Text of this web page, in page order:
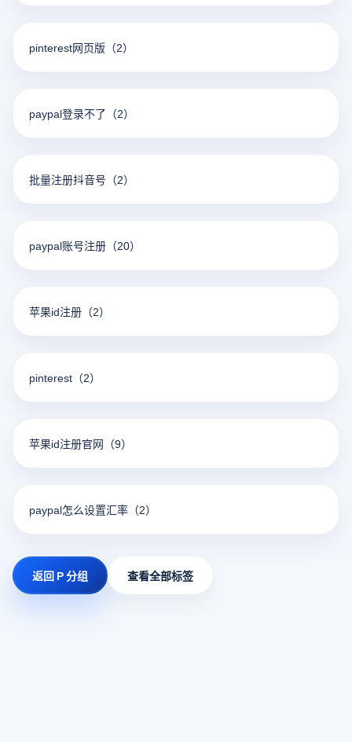
pinterest网页版 （2）
paypal登录不了 （2）
批量注册抖音号 （2）
paypal账号注册 （20）
苹果id注册 （2）
pinterest （2）
苹果id注册官网 （9）
paypal怎么设置汇率 （2）
返回 P 分组 查看全部标签